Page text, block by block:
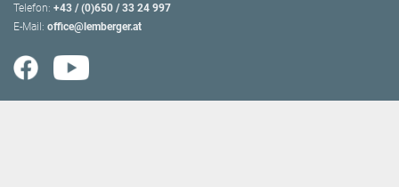
Telefon: +43 / (0)650 / 33 24 997
E-Mail: office@lemberger.at